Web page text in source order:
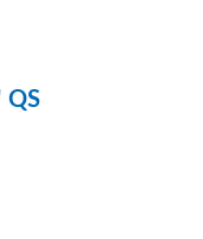
QS